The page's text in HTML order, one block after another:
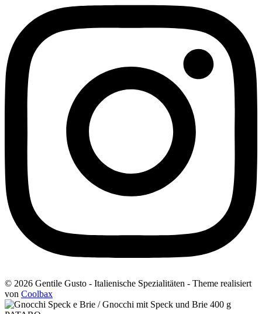
© 2026 Gentile Gusto - Italienische Spezialitäten - Theme realisiert
von Coolbax